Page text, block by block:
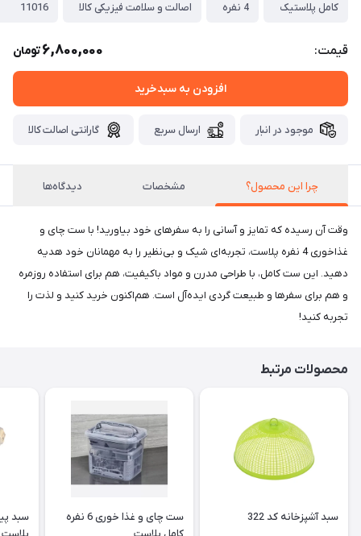
کامل پلاستیک
4 نفره
اصالت و سلامت فیزیکی کالا
11016
قیمت: 6,800,000تومان
افزودن به سبدخرید
موجود در انبار ارسال سریع گارانتی اصالت کالا
چرا این محصول؟ مشخصات دیدگاه‌ها
وقت آن رسیده که تمایز و آسانی را به سفرهای خود بیاورید! با ست چای و
غذاخوری 4 نفره پلاست، تجربه‌ای شیک و بی‌نظیر را به مهمانان خود هدیه
دهید. این ست کامل، با طراحی مدرن و مواد باکیفیت، هم برای استفاده روزمره
و هم برای سفرها و طبیعت گردی ایده‌آل است. هم‌اکنون خرید کنید و لذت را
تجربه کنید!
محصولات مرتبط
سبد آشپزخانه کد 322
ست چای و غذا خوری 6 نفره